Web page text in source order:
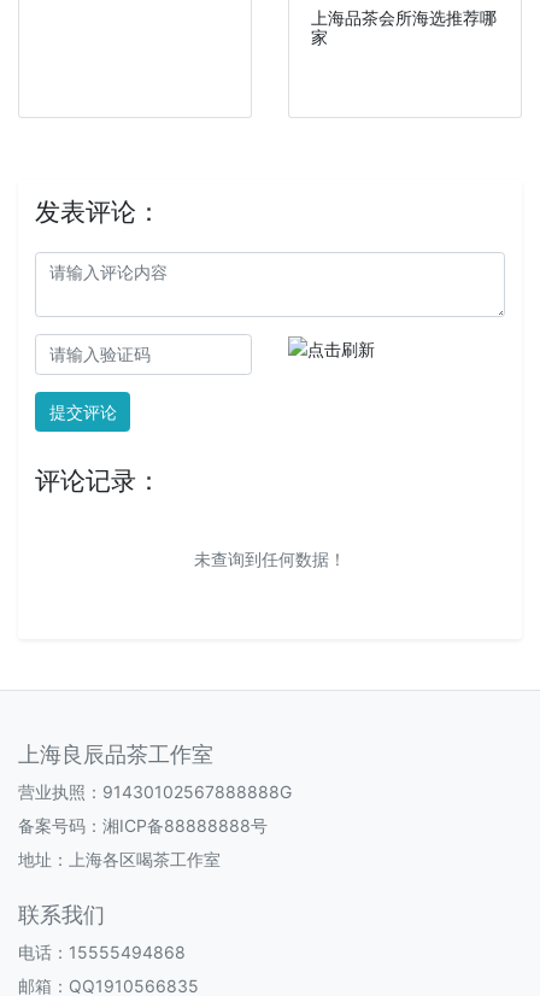
上海品茶会所海选推荐哪
家
发表评论：
提交评论
评论记录：
未查询到任何数据！
上海良辰品茶工作室
营业执照：91430102567888888G
备案号码： 湘ICP备88888888号
地址：上海各区喝茶工作室
联系我们
电话：15555494868
邮箱：QQ1910566835